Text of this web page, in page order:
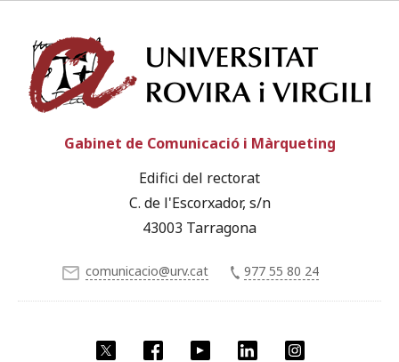
Facebook YouTube LinkedIn
Gabinet de Comunicació i Màrqueting
Edifici del rectorat
C. de l'Escorxador, s/n
43003 Tarragona
comunicacio@urv.cat 977 55 80 24